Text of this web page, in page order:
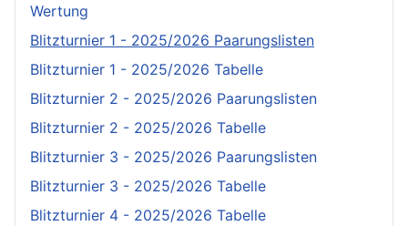
Wertung
Blitzturnier 1 - 2025/2026 Paarungslisten
Blitzturnier 1 - 2025/2026 Tabelle
Blitzturnier 2 - 2025/2026 Paarungslisten
Blitzturnier 2 - 2025/2026 Tabelle
Blitzturnier 3 - 2025/2026 Paarungslisten
Blitzturnier 3 - 2025/2026 Tabelle
Blitzturnier 4 - 2025/2026 Tabelle